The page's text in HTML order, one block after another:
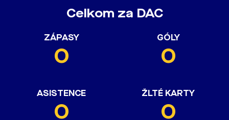
Celkom za DAC
ZÁPASY
0
GÓLY
0
ASISTENCE
0
ŽLTÉ KARTY
0